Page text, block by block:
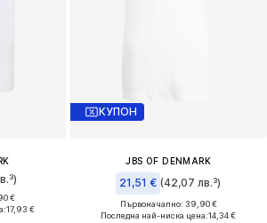
€
17,93 €
КУПОН
JBS OF DENMARK
21,51 € (42,07 лв.³)
Първоначално: 39,90 €
Последна най-ниска цена:14,34 €